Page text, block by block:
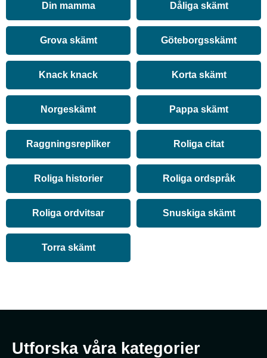
Din mamma Dåliga skämt
Grova skämt Göteborgsskämt
Knack knack Korta skämt
Norgeskämt Pappa skämt
Raggningsrepliker Roliga citat
Roliga historier Roliga ordspråk
Roliga ordvitsar Snuskiga skämt
Torra skämt
Utforska våra kategorier